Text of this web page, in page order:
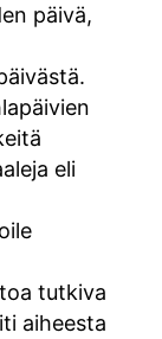
päivä,
eli
tutkiva
aiheesta